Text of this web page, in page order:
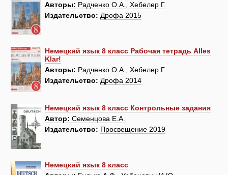
Авторы: Радченко О.А., Хебелер Г.
Издательство: Дрофа 2015
Немецкий язык 8 класс Рабочая тетрадь Alles
Klar!
Авторы: Радченко О.А., Хебелер Г.
Издательство: Дрофа 2014
Немецкий язык 8 класс Контрольные задания
Автор: Семенцова Е.А.
Издательство: Просвещение 2019
Немецкий язык 8 класс